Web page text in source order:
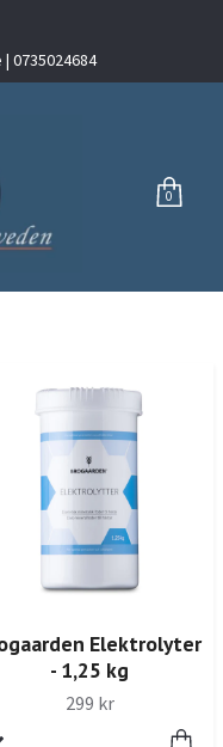
| 0735024684
0
Elektrolyter
- 1,25 kg
299 kr